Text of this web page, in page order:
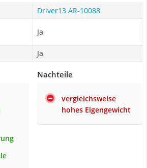
Driver13 AR-10088
Ja
Ja
Nachteile
vergleichsweise
hohes Eigengewicht